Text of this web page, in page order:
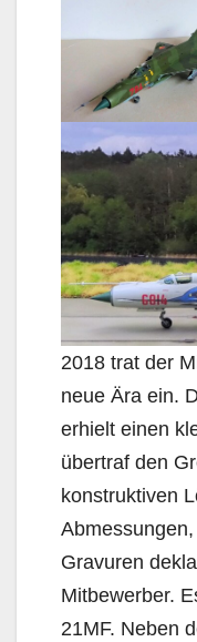
2018 trat der
neue Ära ein.
erhielt einen
übertraf den
konstruktiven
Gravuren
Mitbewerber.
21MF. Neben